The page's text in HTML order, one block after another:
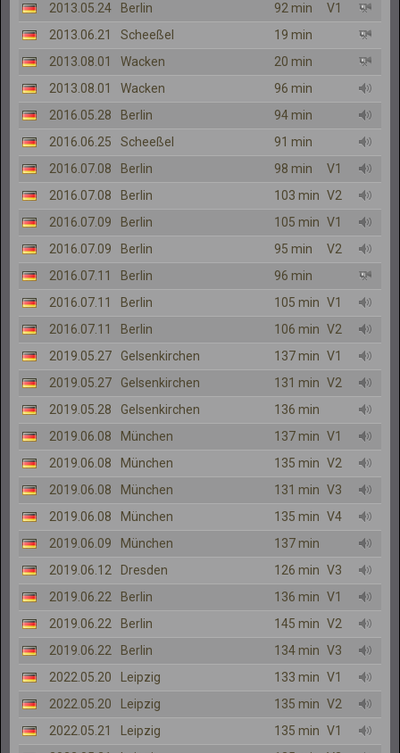
2013.05.24
Berlin 92 min
V1
2013.06.21
Scheeßel
19 min
2013.08.01
Wacken
20 min
2013.08.01
Wacken
96 min
2016.05.28
Berlin
94 min
2016.06.25
Scheeßel
91 min
2016.07.08
Berlin 98 min
V1
2016.07.08
Berlin 103 min V2
2016.07.09
Berlin 105 min V1
2016.07.09
Berlin 95 min
V2
2016.07.11
Berlin
96 min
2016.07.11
Berlin 105 min V1
2016.07.11
Berlin 106 min V2
2019.05.27
Gelsenkirchen 137 min V1
2019.05.27
Gelsenkirchen 131 min V2
2019.05.28
Gelsenkirchen
136 min
2019.06.08
München 137 min V1
2019.06.08
München 135 min V2
2019.06.08
München 131 min V3
2019.06.08
München 135 min V4
2019.06.09
München
137 min
2019.06.12
Dresden 126 min V3
2019.06.22
Berlin 136 min V1
2019.06.22
Berlin 145 min V2
2019.06.22
Berlin 134 min V3
2022.05.20
Leipzig 133 min V1
2022.05.20
Leipzig 135 min V2
2022.05.21
Leipzig 135 min V1